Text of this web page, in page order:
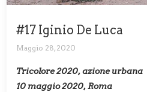
#17 Iginio De Luca
Maggio 28, 2020
Tricolore 2020, azione urbana
10 maggio 2020, Roma